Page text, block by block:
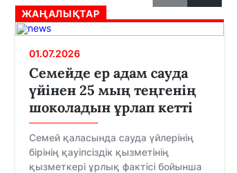
ЖАҢАЛЫҚТАР
01.07.2026
Семейде ер адам сауда
үйінен 25 мың теңгенің
шоколадын ұрлап кетті
Семей қаласында сауда үйлерінің
бірінің қауіпсіздік қызметінің
қызметкері ұрлық фактісі бойынша